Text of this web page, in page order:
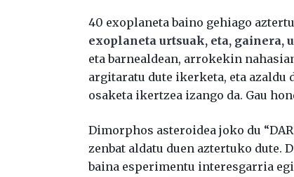
40 exoplaneta baino gehiago
exoplaneta urtsuak, eta, gainera,
eta barnealdean, arrokekin
argitaratu dute ikerketa, eta azaldu
osaketa ikertzea izango da. Gau
Dimorphos asteroidea joko du
zenbat aldatu duen aztertuko dute.
baina esperimentu interesgarria